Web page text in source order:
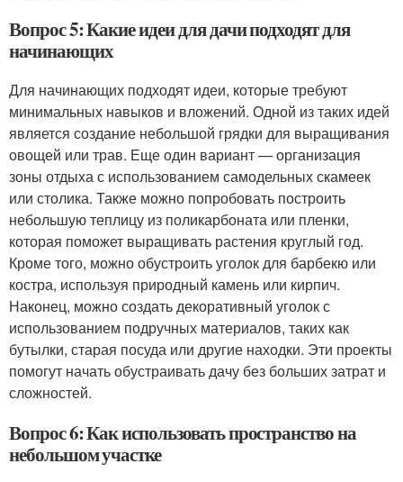
Вопрос 5: Какие идеи для дачи подходят для
начинающих
Для начинающих подходят идеи, которые требуют
минимальных навыков и вложений. Одной из таких идей
является создание небольшой грядки для выращивания
овощей или трав. Еще один вариант — организация
зоны отдыха с использованием самодельных скамеек
или столика. Также можно попробовать построить
небольшую теплицу из поликарбоната или пленки,
которая поможет выращивать растения круглый год.
Кроме того, можно обустроить уголок для барбекю или
костра, используя природный камень или кирпич.
Наконец, можно создать декоративный уголок с
использованием подручных материалов, таких как
бутылки, старая посуда или другие находки. Эти проекты
помогут начать обустраивать дачу без больших затрат и
сложностей.
Вопрос 6: Как использовать пространство на
небольшом участке